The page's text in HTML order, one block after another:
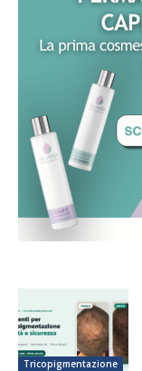
Tricopigmentazione